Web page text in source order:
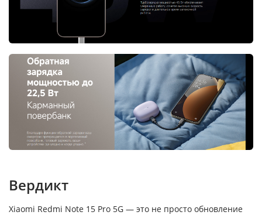
Вердикт
Xiaomi Redmi Note 15 Pro 5G — это не просто обновление